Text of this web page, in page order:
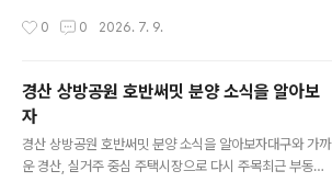
국내 유가증권시장에서 SK하이닉스 보통주가 218만원
다최근 부동산 시장에서는 단순히 브랜드나 분양가만으로
생활 인프라는 물론 쾌적한 자연환경과 미래 도시 개발 가
능성까지 함께 고려하는 수요가 크게 늘어나고 있습니다.
특히 대규모 공원과 함께 조성되는 민간공원 특례사업 아
파트는 공급 자체가 많지 않아 희소성이 높은 상품으로 평
가받고 있습니다. 이러한 가운데 경상북도 포항시 남구 대
0 0 2026. 7. 9.
경산 상방공원 호반써밋 분양 소식을 알아보
자
경산 상방공원 호반써밋 분양 소식을 알아보자대구와 가까
운 경산, 실거주 중심 주택시장으로 다시 주목최근 부동산